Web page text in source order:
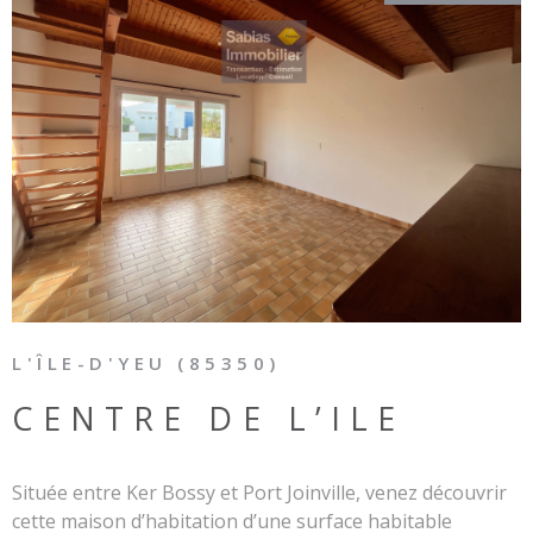
L'ÎLE-D'YEU (85350)
CENTRE DE L’ILE
Située entre Ker Bossy et Port Joinville, venez découvrir
cette maison d’habitation d’une surface habitable
VOIR LE BIEN